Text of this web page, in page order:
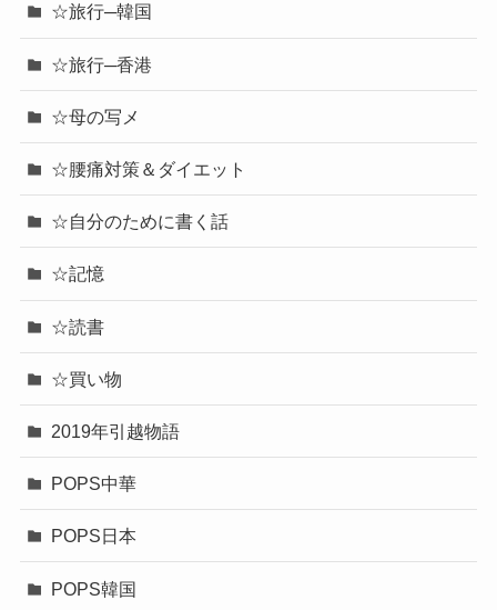
☆旅行─韓国
☆旅行─香港
☆母の写メ
☆腰痛対策＆ダイエット
☆自分のために書く話
☆記憶
☆読書
☆買い物
2019年引越物語
POPS中華
POPS日本
POPS韓国